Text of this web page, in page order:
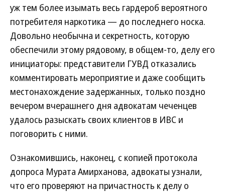
уж тем более изымать весь гардероб вероятного
потребителя наркотика — до последнего носка.
Довольно необычна и секретность, которую
обеспечили этому рядовому, в общем-то, делу его
инициаторы: представители ГУВД отказались
комментировать мероприятие и даже сообщить
местонахождение задержанных, только поздно
вечером вчерашнего дня адвокатам чеченцев
удалось разыскать своих клиентов в ИВС и
поговорить с ними.
Ознакомившись, наконец, с копией протокола
допроса Мурата Амирханова, адвокаты узнали,
что его проверяют на причастность к делу о